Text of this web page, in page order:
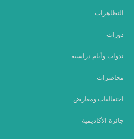
التظاهرات
دورات
ندوات وأيام دراسية
محاضرات
احتفاليات ومعارض
جائزة الأكاديمية